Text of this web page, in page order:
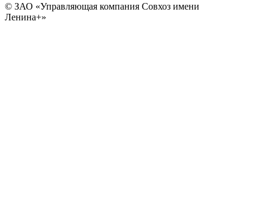
© ЗАО «Управляющая компания Совхоз имени
Ленина+»